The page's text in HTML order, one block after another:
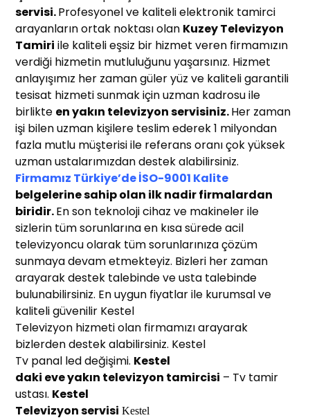
servisi.Profesyonel ve kaliteli elektronik tamirci
arayanların ortak noktası olan Kuzey Televizyon
Tamiri ile kaliteli eşsiz bir hizmet veren firmamızın
verdiği hizmetin mutluluğunu yaşarsınız. Hizmet
anlayışımız her zaman güler yüz ve kaliteli garantili
tesisat hizmeti sunmak için uzman kadrosu ile
birlikte en yakın televizyon servisiniz.Her zaman
işi bilen uzman kişilere teslim ederek 1 milyondan
fazla mutlu müşterisi ile referans oranı çok yüksek
uzman ustalarımızdan destek alabilirsiniz.
Firmamız Türkiye’de İSO-9001 Kalite
belgelerine sahip olan ilk nadir firmalardan
biridir.En son teknoloji cihaz ve makineler ile
sizlerin tüm sorunlarına en kısa sürede acil
televizyoncu olarak tüm sorunlarınıza çözüm
sunmaya devam etmekteyiz. Bizleri her zaman
arayarak destek talebinde ve usta talebinde
bulunabilirsiniz. En uygun fiyatlar ile kurumsal ve
kaliteli güvenilir Kestel
Televizyon hizmeti olan firmamızı arayarak
bizlerden destek alabilirsiniz. Kestel
Tv panal led değişimi. Kestel
daki eve yakın televizyon tamircisi – Tv tamir
ustası. Kestel
Televizyon servisi Kestel